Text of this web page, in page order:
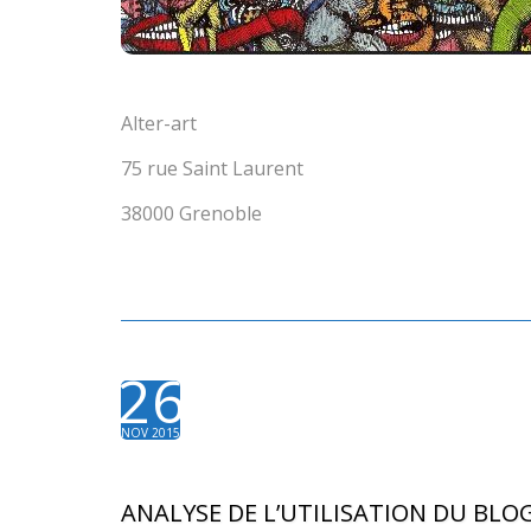
Alter-art
75 rue Saint Laurent
38000 Grenoble
26
NOV 2015
ANALYSE DE L’UTILISATION DU